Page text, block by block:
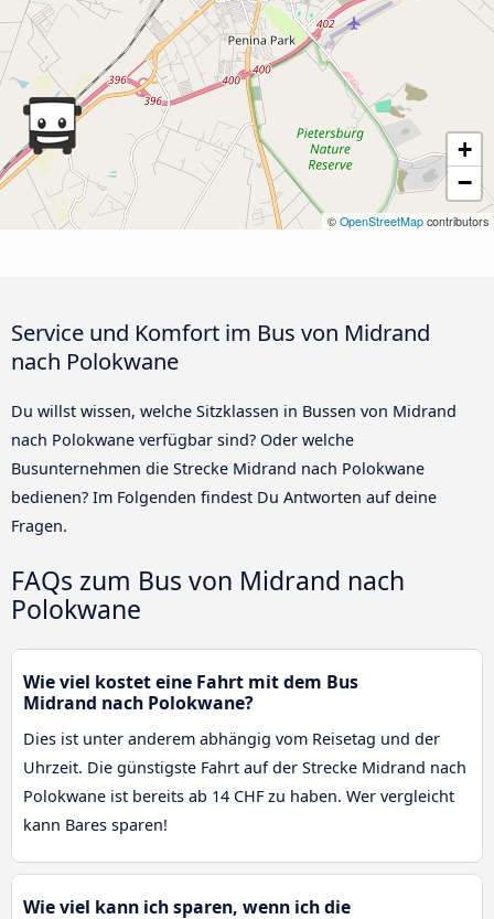
+
−
© OpenStreetMap contributors
Service und Komfort im Bus von Midrand
nach Polokwane
Du willst wissen, welche Sitzklassen in Bussen von Midrand
nach Polokwane verfügbar sind? Oder welche
Busunternehmen die Strecke Midrand nach Polokwane
bedienen? Im Folgenden findest Du Antworten auf deine
Fragen.
FAQs zum Bus von Midrand nach
Polokwane
Wie viel kostet eine Fahrt mit dem Bus
Midrand nach Polokwane?
Dies ist unter anderem abhängig vom Reisetag und der
Uhrzeit. Die günstigste Fahrt auf der Strecke Midrand nach
Polokwane ist bereits ab 14 CHF zu haben. Wer vergleicht
kann Bares sparen!
Wie viel kann ich sparen, wenn ich die